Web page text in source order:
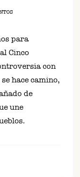
para
Cinco
con
hace camino,
de
une